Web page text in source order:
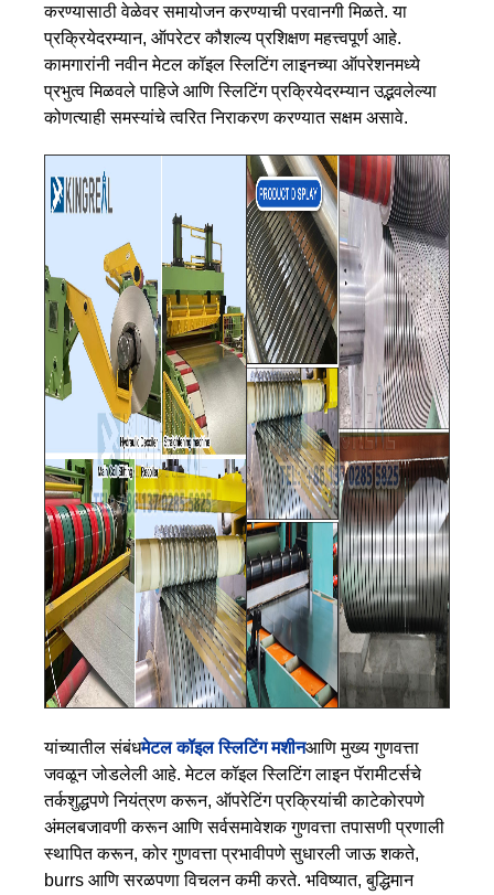
करण्यासाठी वेळेवर समायोजन करण्याची परवानगी मिळते.या
प्रक्रियेदरम्यान, ऑपरेटर कौशल्य प्रशिक्षण महत्त्वपूर्ण आहे.
कामगारांनी नवीन मेटल कॉइल स्लिटिंग लाइनच्या ऑपरेशनमध्ये
प्रभुत्व मिळवले पाहिजे आणि स्लिटिंग प्रक्रियेदरम्यान उद्भवलेल्या
कोणत्याही समस्यांचे त्वरित निराकरण करण्यात सक्षम असावे.
यांच्यातील संबंधमेटल कॉइल स्लिटिंग मशीनआणि मुख्य गुणवत्ता
जवळून जोडलेली आहे. मेटल कॉइल स्लिटिंग लाइन पॅरामीटर्सचे
तर्कशुद्धपणे नियंत्रण करून, ऑपरेटिंग प्रक्रियांची काटेकोरपणे
अंमलबजावणी करून आणि सर्वसमावेशक गुणवत्ता तपासणी प्रणाली
स्थापित करून, कोर गुणवत्ता प्रभावीपणे सुधारली जाऊ शकते,
burrs आणि सरळपणा विचलन कमी करते. भविष्यात, बुद्धिमान